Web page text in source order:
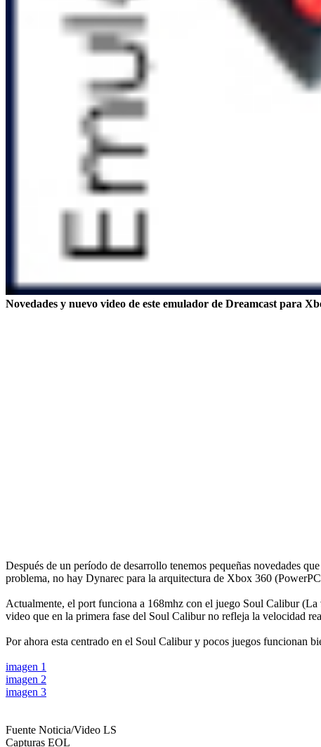
Novedades y nuevo video de este emulador de Dreamcast para
Después de un período de desarrollo tenemos pequeñas novedades
problema, no hay Dynarec para la arquitectura de Xbox 360
Actualmente, el port funciona a 168mhz con el juego Soul Calibur
video que en la primera fase del Soul Calibur no refleja la velocidad
Por ahora esta centrado en el Soul Calibur y pocos juegos funcionan
imagen 1
imagen 2
imagen 3
Fuente Noticia/Video LS
Capturas EOL